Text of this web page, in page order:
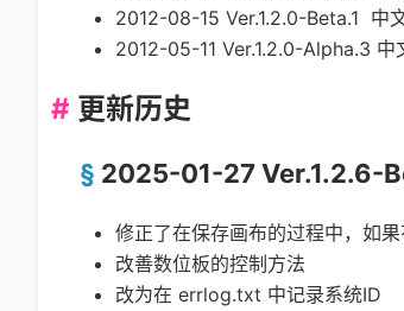
2012-08-15 Ver.1.2.0-Beta.1 中
2012-05-11 Ver.1.2.0-Alpha.3 中
更新历史
2025-01-27 Ver.1.2.6-
修正了在保存画布的过程中，如
改善数位板的控制方法
改为在 errlog.txt 中记录系统ID